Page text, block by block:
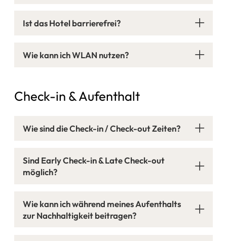
Ist das Hotel barrierefrei?
Wie kann ich WLAN nutzen?
Check-in & Aufenthalt
Wie sind die Check-in / Check-out Zeiten?
Sind Early Check-in & Late Check-out
möglich?
Wie kann ich während meines Aufenthalts
zur Nachhaltigkeit beitragen?